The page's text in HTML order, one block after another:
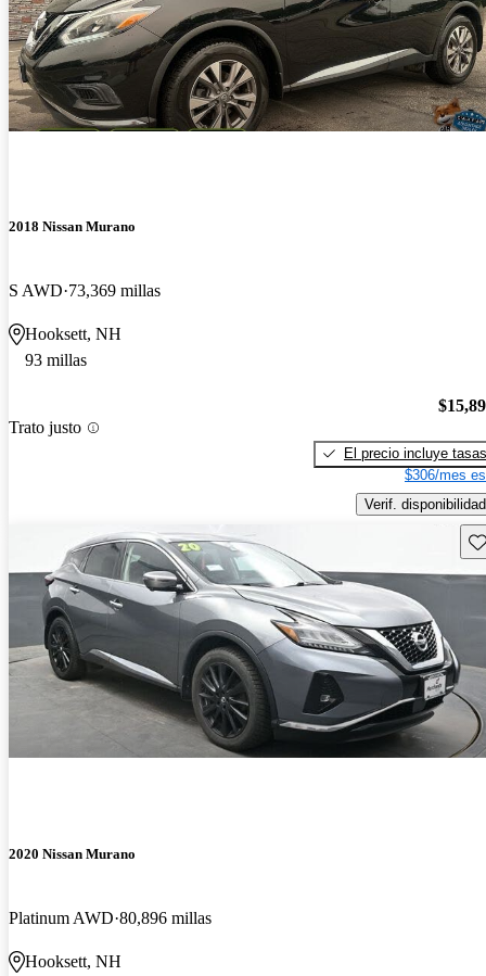
2018 Nissan Murano
S AWD 73,369 millas
Hooksett, NH
93 millas
Trato justo
El precio incluye tasas
$306/mes
Verif. disponibilidad
2020 Nissan Murano
Platinum AWD 80,896 millas
Hooksett, NH